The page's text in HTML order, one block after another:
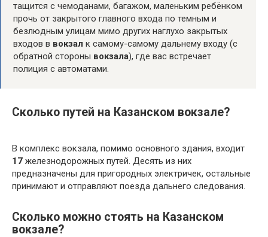
тащится с чемоданами, багажом, маленьким ребёнком
прочь от закрытого главного входа по темным и
безлюдным улицам мимо других наглухо закрытых
входов в вокзал к самому-самому дальнему входу (с
обратной стороны вокзала), где вас встречает
полиция с автоматами.
Сколько путей на Казанском вокзале?
В комплекс вокзала, помимо основного здания, входит
17 железнодорожных путей. Десять из них
предназначены для пригородных электричек, остальные
принимают и отправляют поезда дальнего следования.
Сколько можно стоять на Казанском
вокзале?